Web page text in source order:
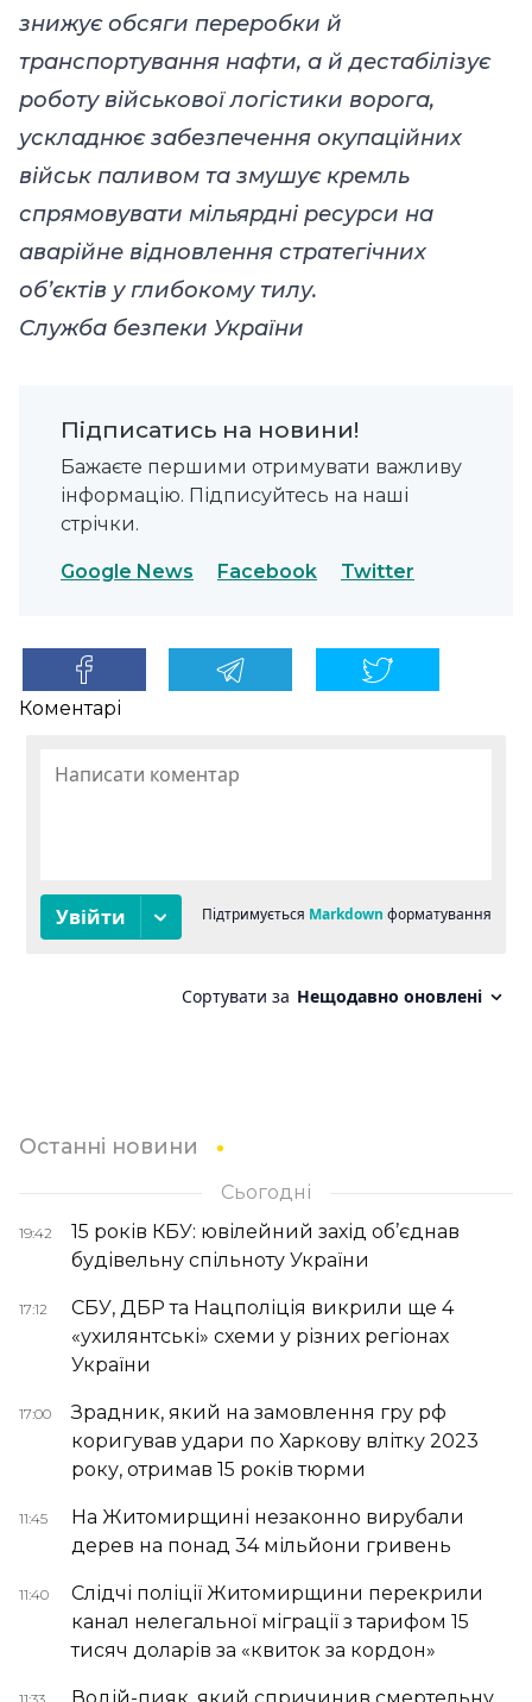
знижує обсяги переробки й
транспортування нафти, а й дестабілізує
роботу військової логістики ворога,
ускладнює забезпечення окупаційних
військ паливом та змушує кремль
спрямовувати мільярдні ресурси на
аварійне відновлення стратегічних
об’єктів у глибокому тилу.
Служба безпеки України
Підписатись на новини!
Бажаєте першими отримувати важливу
інформацію. Підписуйтесь на наші
стрічки.
Google News Facebook Twitter
Коментарі
Останні новини
Сьогодні
19:42
15 років КБУ: ювілейний захід об’єднав
будівельну спільноту України
17:12
СБУ, ДБР та Нацполіція викрили ще 4
«ухилянтські» схеми у різних регіонах
України
17:00
Зрадник, який на замовлення гру рф
коригував удари по Харкову влітку 2023
року, отримав 15 років тюрми
11:45
На Житомирщині незаконно вирубали
дерев на понад 34 мільйони гривень
11:40
Слідчі поліції Житомирщини перекрили
канал нелегальної міграції з тарифом 15
тисяч доларів за «квиток за кордон»